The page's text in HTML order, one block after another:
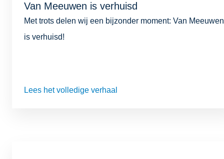
Van Meeuwen is verhuisd
Met trots delen wij een bijzonder moment: Van Meeuwen
is verhuisd!
Lees het volledige verhaal